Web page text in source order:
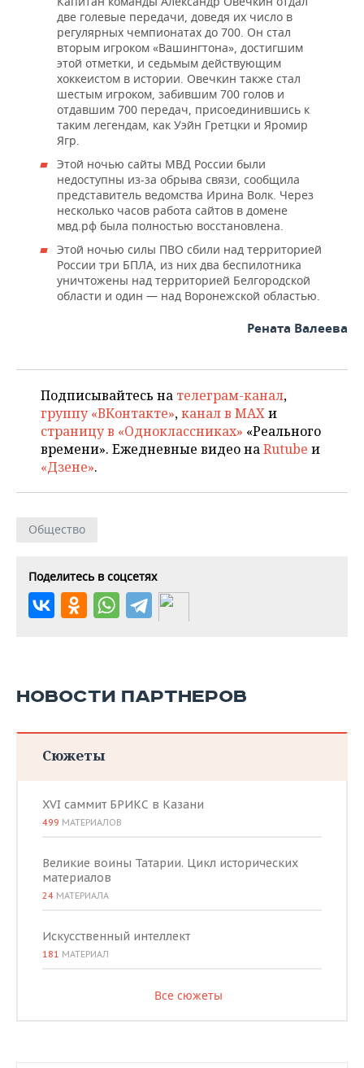
две голевые передачи, доведя их число в
регулярных чемпионатах до 700. Он стал
вторым игроком «Вашингтона», достигшим
этой отметки, и седьмым действующим
хоккеистом в истории. Овечкин также стал
шестым игроком, забившим 700 голов и
отдавшим 700 передач, присоединившись к
таким легендам, как Уэйн Гретцки и Яромир
Ягр.
Этой ночью сайты МВД России были
недоступны из-за обрыва связи, сообщила
представитель ведомства Ирина Волк. Через
несколько часов работа сайтов в домене
мвд.рф была полностью восстановлена.
Этой ночью силы ПВО сбили над территорией
России три БПЛА, из них два беспилотника
уничтожены над территорией Белгородской
области и один — над Воронежской областью.
Рената Валеева
Подписывайтесь на телеграм-канал,
группу «ВКонтакте»,канал в MAXи
страницу в «Одноклассниках» «Реального
времени». Ежедневные видео наRutube и
«Дзене».
Общество
Поделитесь в соцсетях
НОВОСТИ ПАРТНЕРОВ
Сюжеты
XVI саммит БРИКС в Казани
499 МАТЕРИАЛОВ
Великие воины Татарии. Цикл исторических
материалов
24 МАТЕРИАЛА
Искусственный интеллект
181 МАТЕРИАЛ
Все сюжеты